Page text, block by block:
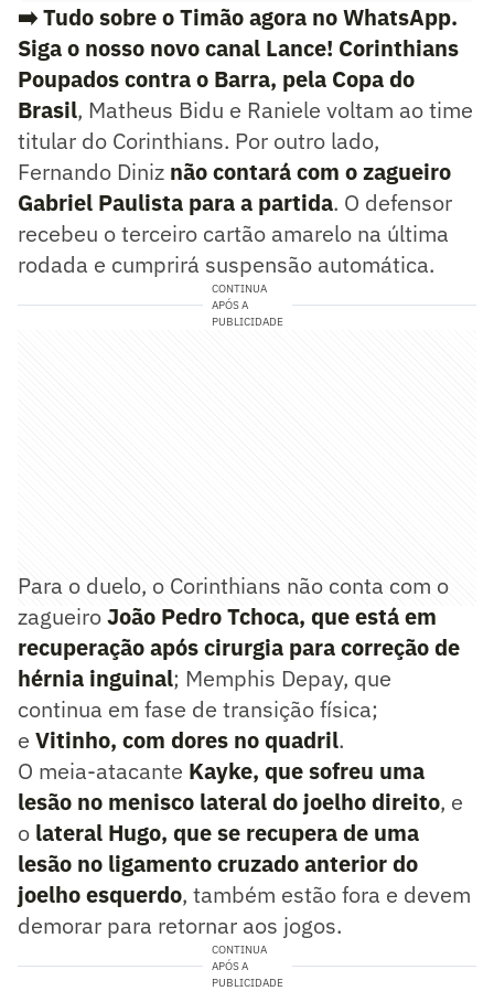
➡️ Tudo sobre o Timão agora no WhatsApp.
Siga o nosso novo canal Lance! Corinthians
Poupados contra o Barra, pela Copa do
Brasil, Matheus Bidu e Raniele voltam ao time
titular do Corinthians. Por outro lado,
Fernando Diniz não contará com o zagueiro
Gabriel Paulista para a partida. O defensor
recebeu o terceiro cartão amarelo na última
rodada e cumprirá suspensão automática.
CONTINUA
APÓS A
PUBLICIDADE
Para o duelo, o Corinthians não conta com o
zagueiroJoão Pedro Tchoca, que está em
recuperação após cirurgia para correção de
hérnia inguinal; Memphis Depay, que
continua em fase de transição física;
e Vitinho, com dores no quadril.
O meia-atacante Kayke, que sofreu uma
lesão no menisco lateral do joelho direito, e
o lateral Hugo, que se recupera de uma
lesão no ligamento cruzado anterior do
joelho esquerdo, também estão fora e devem
demorar para retornar aos jogos.
CONTINUA
APÓS A
PUBLICIDADE